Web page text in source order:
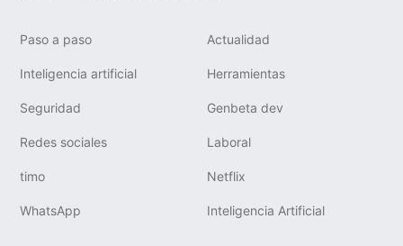
Paso a paso Actualidad
Inteligencia artificial Herramientas
Seguridad Genbeta dev
Redes sociales Laboral
timo Netflix
WhatsApp Inteligencia Artificial